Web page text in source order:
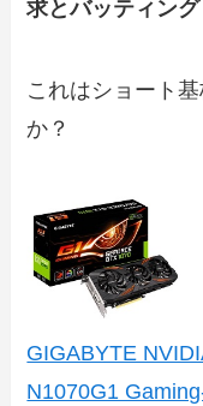
求とバッティング
これはショート
か？
GIGABYTE
N1070G1